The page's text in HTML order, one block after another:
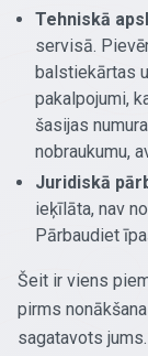
Tehniskā
servisā.
balstiekārtas
pakalpojumi,
šasijas
nobraukumu,
Juridiskā
ieķīlāta, nav
Pārbaudiet
Šeit ir viens
pirms
sagatavots jums.